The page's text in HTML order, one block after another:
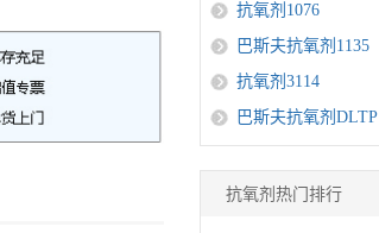
抗氧剂1076
巴斯夫抗氧剂1135
抗氧剂3114
巴斯夫抗氧剂DLTP
抗氧剂热门排行